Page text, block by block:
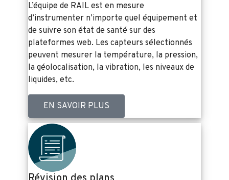
L’équipe de RAIL est en mesure
d’instrumenter n’importe quel équipement et
de suivre son état de santé sur des
plateformes web. Les capteurs sélectionnés
peuvent mesurer la température, la pression,
la géolocalisation, la vibration, les niveaux de
liquides, etc.
EN SAVOIR PLUS